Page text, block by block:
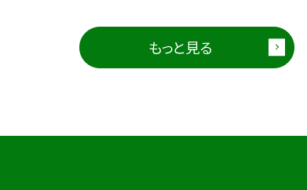
もっと見る